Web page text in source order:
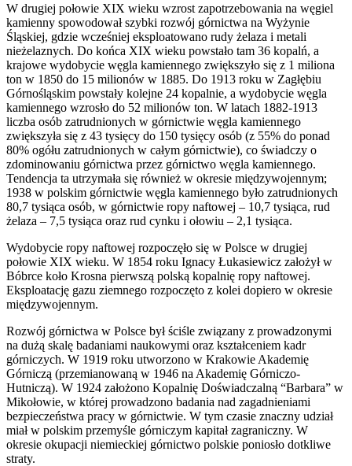
W drugiej połowie XIX wieku wzrost zapotrzebowania na węgiel
kamienny spowodował szybki rozwój górnictwa na Wyżynie
Śląskiej, gdzie wcześniej eksploatowano rudy żelaza i metali
nieżelaznych. Do końca XIX wieku powstało tam 36 kopalń, a
krajowe wydobycie węgla kamiennego zwiększyło się z 1 miliona
ton w 1850 do 15 milionów w 1885. Do 1913 roku w Zagłębiu
Górnośląskim powstały kolejne 24 kopalnie, a wydobycie węgla
kamiennego wzrosło do 52 milionów ton. W latach 1882-1913
liczba osób zatrudnionych w górnictwie węgla kamiennego
zwiększyła się z 43 tysięcy do 150 tysięcy osób (z 55% do ponad
80% ogółu zatrudnionych w całym górnictwie), co świadczy o
zdominowaniu górnictwa przez górnictwo węgla kamiennego.
Tendencja ta utrzymała się również w okresie międzywojennym;
1938 w polskim górnictwie węgla kamiennego było zatrudnionych
80,7 tysiąca osób, w górnictwie ropy naftowej – 10,7 tysiąca, rud
żelaza – 7,5 tysiąca oraz rud cynku i ołowiu – 2,1 tysiąca.
Wydobycie ropy naftowej rozpoczęło się w Polsce w drugiej
połowie XIX wieku. W 1854 roku Ignacy Łukasiewicz założył w
Bóbrce koło Krosna pierwszą polską kopalnię ropy naftowej.
Eksploatację gazu ziemnego rozpoczęto z kolei dopiero w okresie
międzywojennym.
Rozwój górnictwa w Polsce był ściśle związany z prowadzonymi
na dużą skalę badaniami naukowymi oraz kształceniem kadr
górniczych. W 1919 roku utworzono w Krakowie Akademię
Górniczą (przemianowaną w 1946 na Akademię Górniczo-
Hutniczą). W 1924 założono Kopalnię Doświadczalną “Barbara” w
Mikołowie, w której prowadzono badania nad zagadnieniami
bezpieczeństwa pracy w górnictwie. W tym czasie znaczny udział
miał w polskim przemyśle górniczym kapitał zagraniczny. W
okresie okupacji niemieckiej górnictwo polskie poniosło dotkliwe
straty.